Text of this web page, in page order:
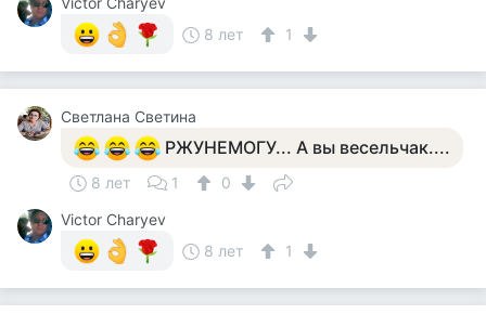
8 лет
1
Светлана Светина
РЖУНЕМОГУ... А вы весельчак....
8 лет 1
0
Victor Charyev
8 лет
1